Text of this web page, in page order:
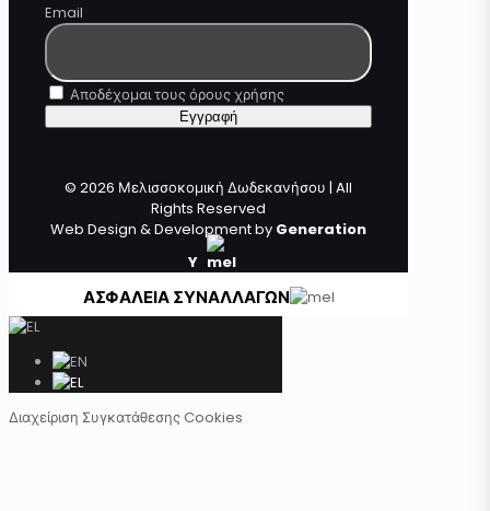
Email
Αποδέχομαι τους όρους χρήσης
© 2026 Μελισσοκομική Δωδεκανήσου | All
Rights Reserved
Web Design & Development by Generation
Y
ΑΣΦΑΛΕΙΑ ΣΥΝΑΛΛΑΓΩΝ
Διαχείριση Συγκατάθεσης Cookies